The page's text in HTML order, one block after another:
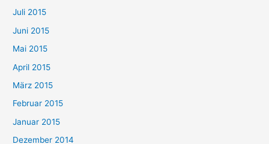
Juli 2015
Juni 2015
Mai 2015
April 2015
März 2015
Februar 2015
Januar 2015
Dezember 2014